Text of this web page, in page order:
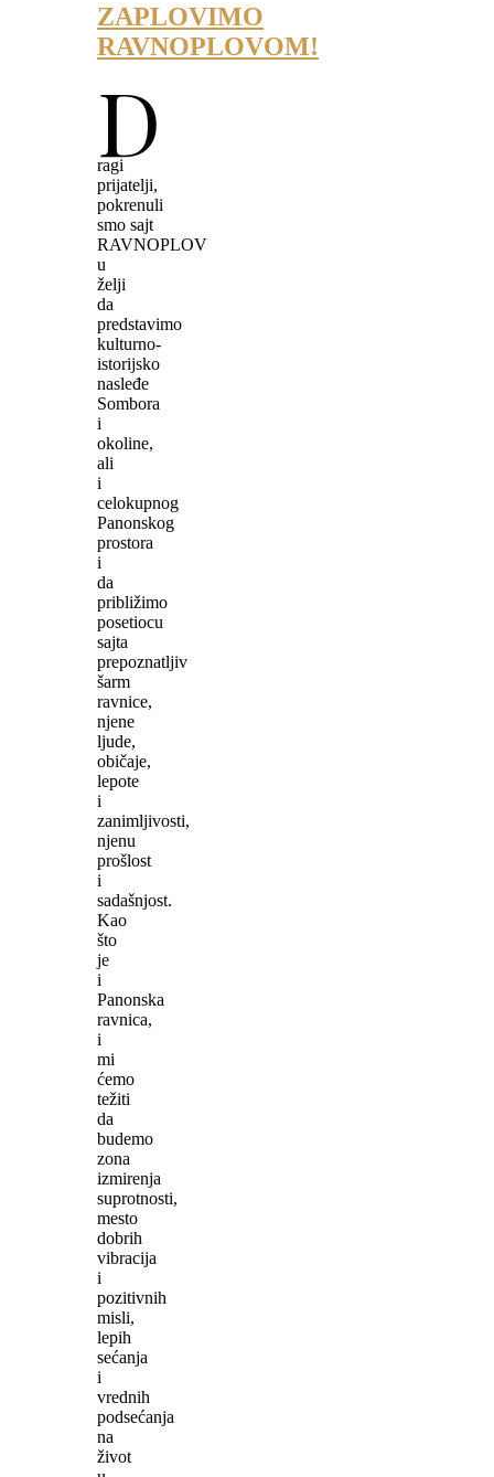
ZAPLOVIMO
RAVNOPLOVOM!
D
ragi
prijatelji,
pokrenuli
smo sajt
RAVNOPLOV
u
želji
da
predstavimo
kulturno-
istorijsko
nasleđe
Sombora
i
okoline,
ali
i
celokupnog
Panonskog
prostora
i
da
približimo
posetiocu
sajta
prepoznatljiv
šarm
ravnice,
njene
ljude,
običaje,
lepote
i
zanimljivosti,
njenu
prošlost
i
sadašnjost.
Kao
što
je
i
Panonska
ravnica,
i
mi
ćemo
težiti
da
budemo
zona
izmirenja
suprotnosti,
mesto
dobrih
vibracija
i
pozitivnih
misli,
lepih
sećanja
i
vrednih
podsećanja
na
život